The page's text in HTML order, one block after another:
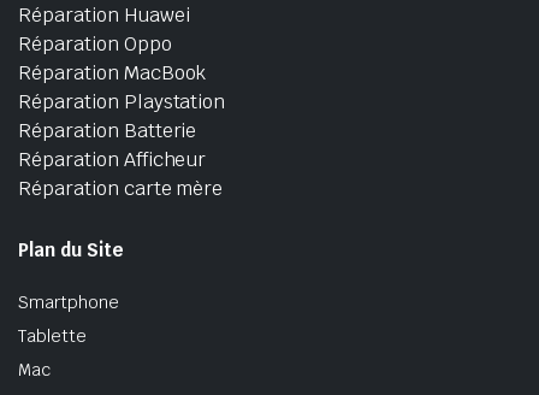
Réparation Huawei
Réparation Oppo
Réparation MacBook
Réparation Playstation
Réparation Batterie
Réparation Afficheur
Réparation carte mère
Plan du Site
Smartphone
Tablette
Mac